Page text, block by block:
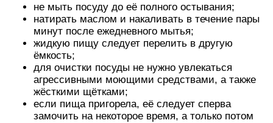
не мыть посуду до её полного остывания;
натирать маслом и накаливать в течение пары
минут после ежедневного мытья;
жидкую пищу следует перелить в другую
ёмкость;
для очистки посуды не нужно увлекаться
агрессивными моющими средствами, а также
жёсткими щётками;
если пища пригорела, её следует сперва
замочить на некоторое время, а только потом